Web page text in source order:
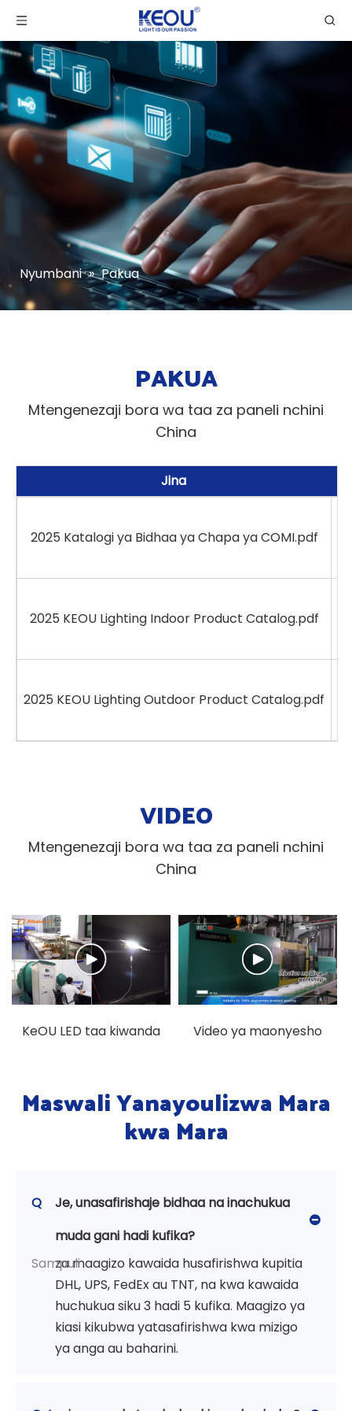
Nyumbani » Pakua
PAKUA
Mtengenezaji bora wa taa za paneli nchini
China
Jina
2025 Katalogi ya Bidhaa ya Chapa ya COMI.pdf
2025 KEOU Lighting Indoor Product Catalog.pdf
2025 KEOU Lighting Outdoor Product Catalog.pdf
VIDEO
Mtengenezaji bora wa taa za paneli nchini
China
KeOU LED taa kiwanda
Video ya maonyesho
Maswali Yanayoulizwa Mara
kwa Mara
Q
Je, unasafirishaje bidhaa na inachukua
muda gani hadi kufika?
Sampuliza maagizo kawaida husafirishwa kupitia
DHL, UPS, FedEx au TNT, na kwa kawaida
huchukua siku 3 hadi 5 kufika. Maagizo ya
kiasi kikubwa yatasafirishwa kwa mizigo
ya anga au baharini.